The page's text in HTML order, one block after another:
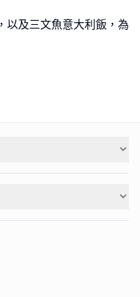
以及三文魚意大利飯，為